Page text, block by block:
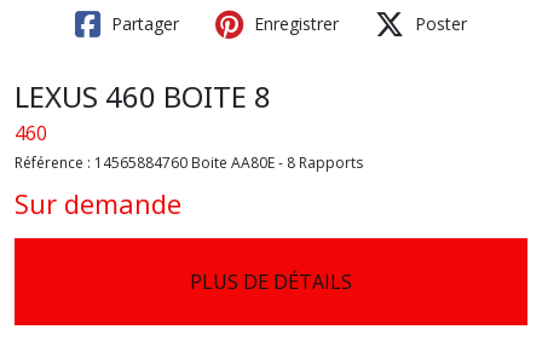
Partager Enregistrer Poster
LEXUS 460 BOITE 8
460
Référence : 14565884760 Boite AA80E - 8 Rapports
Sur demande
PLUS DE DÉTAILS